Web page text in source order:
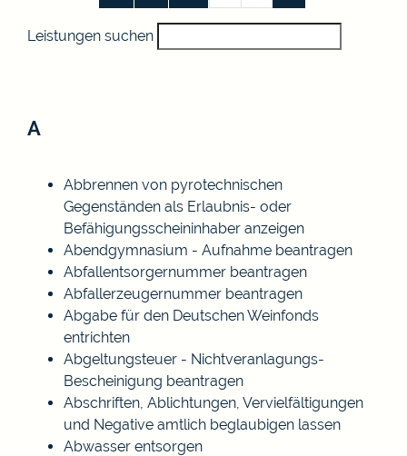
Leistungen suchen
A
Abbrennen von pyrotechnischen
Gegenständen als Erlaubnis- oder
Befähigungsscheininhaber anzeigen
Abendgymnasium - Aufnahme beantragen
Abfallentsorgernummer beantragen
Abfallerzeugernummer beantragen
Abgabe für den Deutschen Weinfonds
entrichten
Abgeltungsteuer - Nichtveranlagungs-
Bescheinigung beantragen
Abschriften, Ablichtungen, Vervielfältigungen
und Negative amtlich beglaubigen lassen
Abwasser entsorgen